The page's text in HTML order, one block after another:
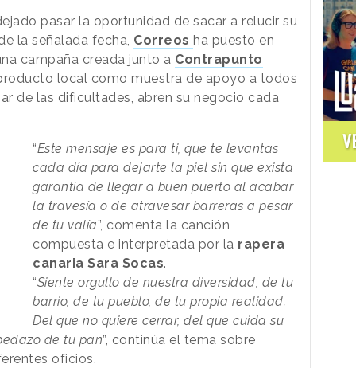
pasar la oportunidad de sacar a relucir su
la señalada fecha, Correos ha puesto en
campaña creada junto a Contrapunto
local como muestra de apoyo a todos
de las dificultades, abren su negocio cada
“Este mensaje es para ti, que te levantas
cada día para dejarte la piel sin que exista
garantía de llegar a buen puerto al acabar
la travesía o de atravesar barreras a pesar
de tu valía”, comenta la canción
compuesta e interpretada por la rapera
canaria Sara Socas.
“Siente orgullo de nuestra diversidad, de tu
barrio, de tu pueblo, de tu propia realidad.
Del que no quiere cerrar, del que cuida su
de tu pan”, continúa el tema sobre
oficios.